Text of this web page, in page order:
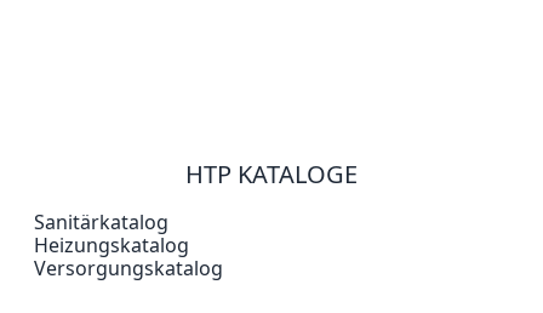
HTP KATALOGE
Sanitärkatalog
Heizungskatalog
Versorgungskatalog